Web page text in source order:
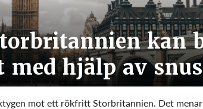
kan
med hjälp av snus
mot ett rökfritt Storbritannien. Det